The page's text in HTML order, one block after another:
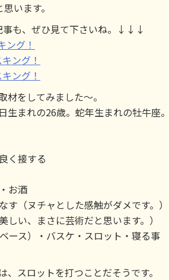
います。
事も、ぜひ見て下さいね。↓↓↓
ング！
ング！
ング！
材をしてみました～。
生まれの26歳。蛇年生まれの牡牛座。
く接する
お酒
（ヌチャとした感触がダメです。）
い、まさに芸術だと思います。）
ース）・バスケ・スロット・寝る事
スロットを打つことだそうです。